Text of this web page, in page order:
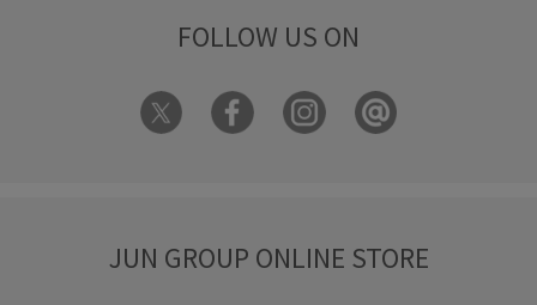
FOLLOW US ON
JUN GROUP ONLINE STORE